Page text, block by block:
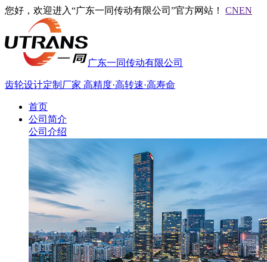
您好，欢迎进入“广东一同传动有限公司”官方网站！ CNEN
广东一同传动有限公司
齿轮设计定制厂家 高精度·高转速·高寿命
首页
公司简介
公司介绍